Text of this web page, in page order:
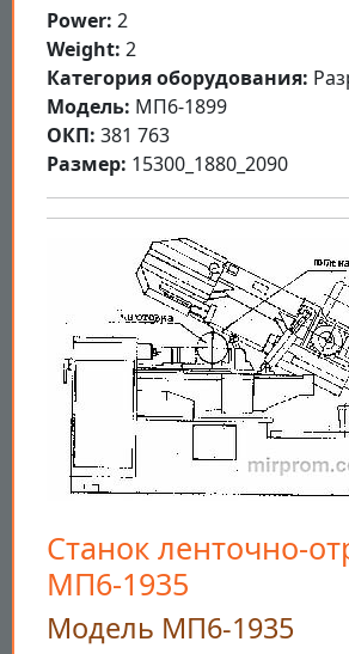
Power: 2
Weight: 2
Категория оборудования:
Модель: МП6-1899
ОКП: 381 763
Размер: 15300_1880_2090
Станок ленточно-
МП6-1935
Модель МП6-1935